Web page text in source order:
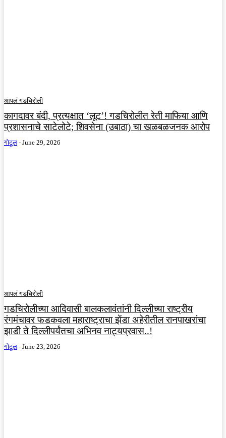
आपलं गडचिरोली
कागदावर बंदी, प्रत्यक्षात ‘लूट’! गडचिरोलीत रेती माफिया आणि
प्रशासनाचे साटेलोटे; शिवसेना (उबाठा) चा खळबळजनक आरोप
गोटूल - June 29, 2026
आपलं गडचिरोली
गडचिरोलीच्या आदिवासी बालकलावंतांनी दिल्लीच्या राष्ट्रीय
रंगमंचावर फडकवला महाराष्ट्राचा झेंडा अहेरीतील रानपाखरांचा
झाडी ते दिल्लीपर्यंतचा अभिनव नाट्यप्रवास..!
गोटूल - June 23, 2026